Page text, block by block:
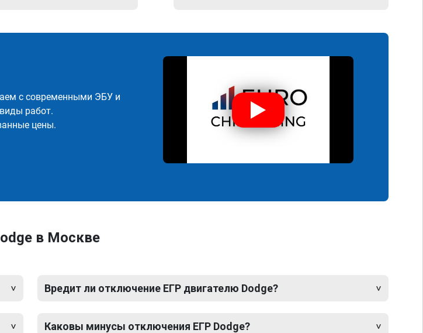
с современными ЭБУ и
работ.
цены.
в Москве
Вредит ли отключение ЕГР двигателю Dodge?
Каковы минусы отключения ЕГР Dodge?